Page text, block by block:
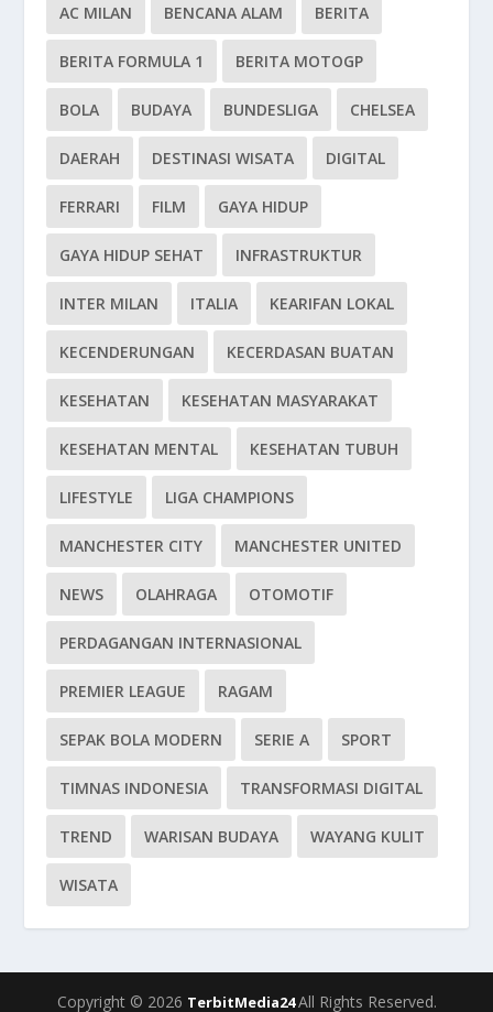
AC MILAN BENCANA ALAM BERITA
BERITA FORMULA 1 BERITA MOTOGP
BOLA BUDAYA BUNDESLIGA CHELSEA
DAERAH DESTINASI WISATA DIGITAL
FERRARI FILM GAYA HIDUP
GAYA HIDUP SEHAT INFRASTRUKTUR
INTER MILAN ITALIA KEARIFAN LOKAL
KECENDERUNGAN KECERDASAN BUATAN
KESEHATAN KESEHATAN MASYARAKAT
KESEHATAN MENTAL KESEHATAN TUBUH
LIFESTYLE LIGA CHAMPIONS
MANCHESTER CITY MANCHESTER UNITED
NEWS OLAHRAGA OTOMOTIF
PERDAGANGAN INTERNASIONAL
PREMIER LEAGUE RAGAM
SEPAK BOLA MODERN SERIE A SPORT
TIMNAS INDONESIA TRANSFORMASI DIGITAL
TREND WARISAN BUDAYA WAYANG KULIT
WISATA
Copyright © 2026 TerbitMedia24All Rights Reserved.